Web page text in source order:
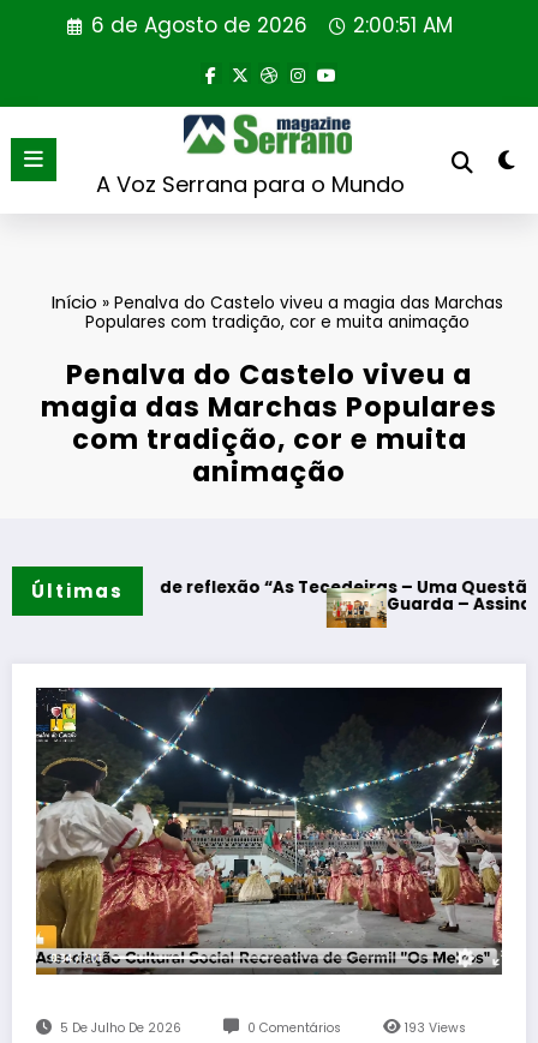
6 de Agosto de 2026 2:00:52 AM
A Voz Serrana para o Mundo
Início » Penalva do Castelo viveu a magia das Marchas
Populares com tradição, cor e muita animação
Penalva do Castelo viveu a
magia das Marchas Populares
com tradição, cor e muita
animação
Últimas
de reflexão “As Tecedeiras – Uma Questão de
Guarda – Assinatura dos
5 De Julho De 2026 0 Comentários 193Views